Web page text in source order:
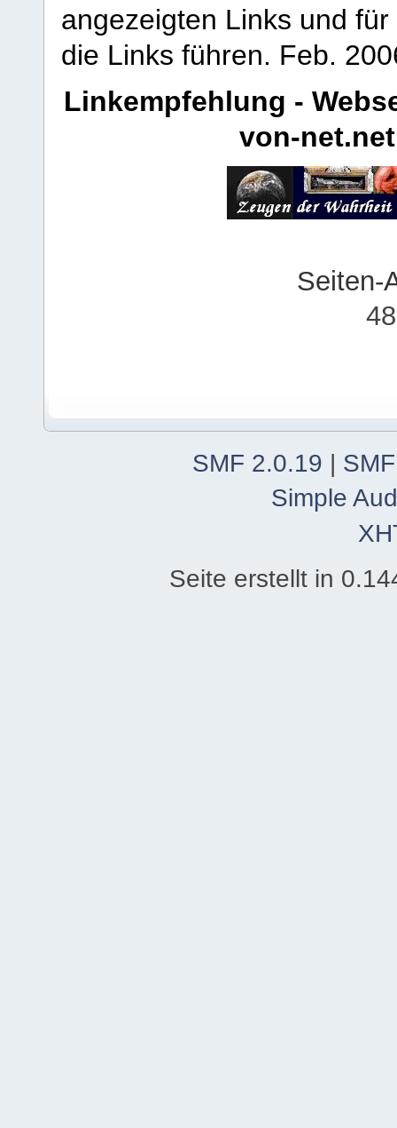
angezeigten Links und
die Links führen. Feb.
Linkempfehlung -
von-net.net
Seiten-
SMF 2.0.19
Simple
Seite erstellt in